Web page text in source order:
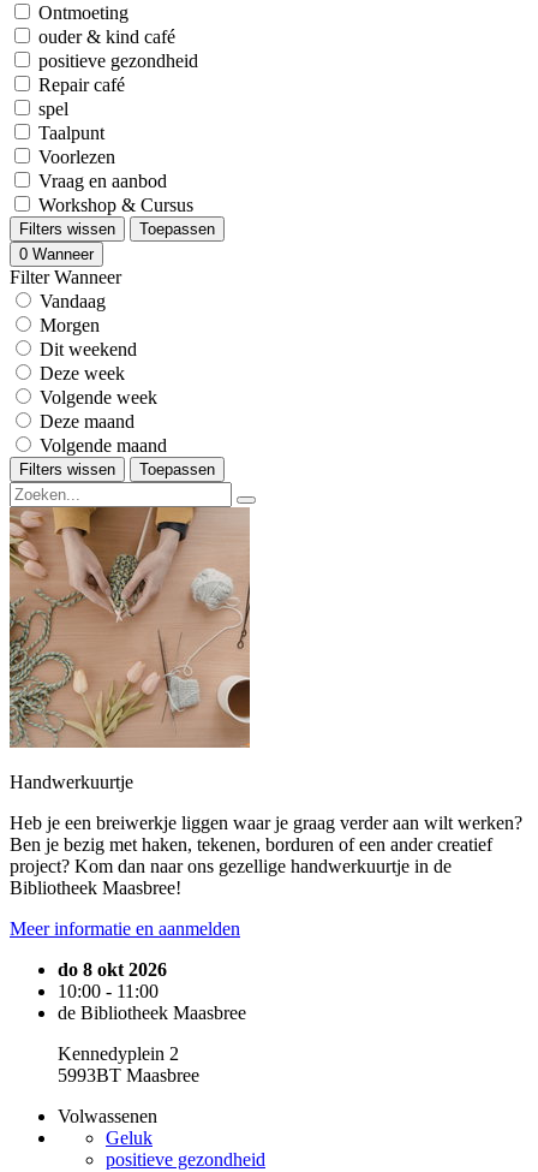
Ontmoeting
ouder & kind café
positieve gezondheid
Repair café
spel
Taalpunt
Voorlezen
Vraag en aanbod
Workshop & Cursus
Filters wissen
Toepassen
0 Wanneer
Filter Wanneer
Vandaag
Morgen
Dit weekend
Deze week
Volgende week
Deze maand
Volgende maand
Filters wissen Toepassen
Handwerkuurtje
Heb je een breiwerkje liggen waar je graag verder aan wilt werken?
Ben je bezig met haken, tekenen, borduren of een ander creatief
project? Kom dan naar ons gezellige handwerkuurtje in de
Bibliotheek Maasbree!
Meer informatie en aanmelden
do 8 okt 2026
10:00 - 11:00
de Bibliotheek Maasbree
Kennedyplein 2
5993BT Maasbree
Volwassenen
Geluk
positieve gezondheid